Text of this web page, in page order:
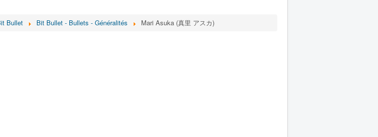
Bullet Bit Bullet - Bullets - Généralités
Mari Asuka (真里 アスカ)